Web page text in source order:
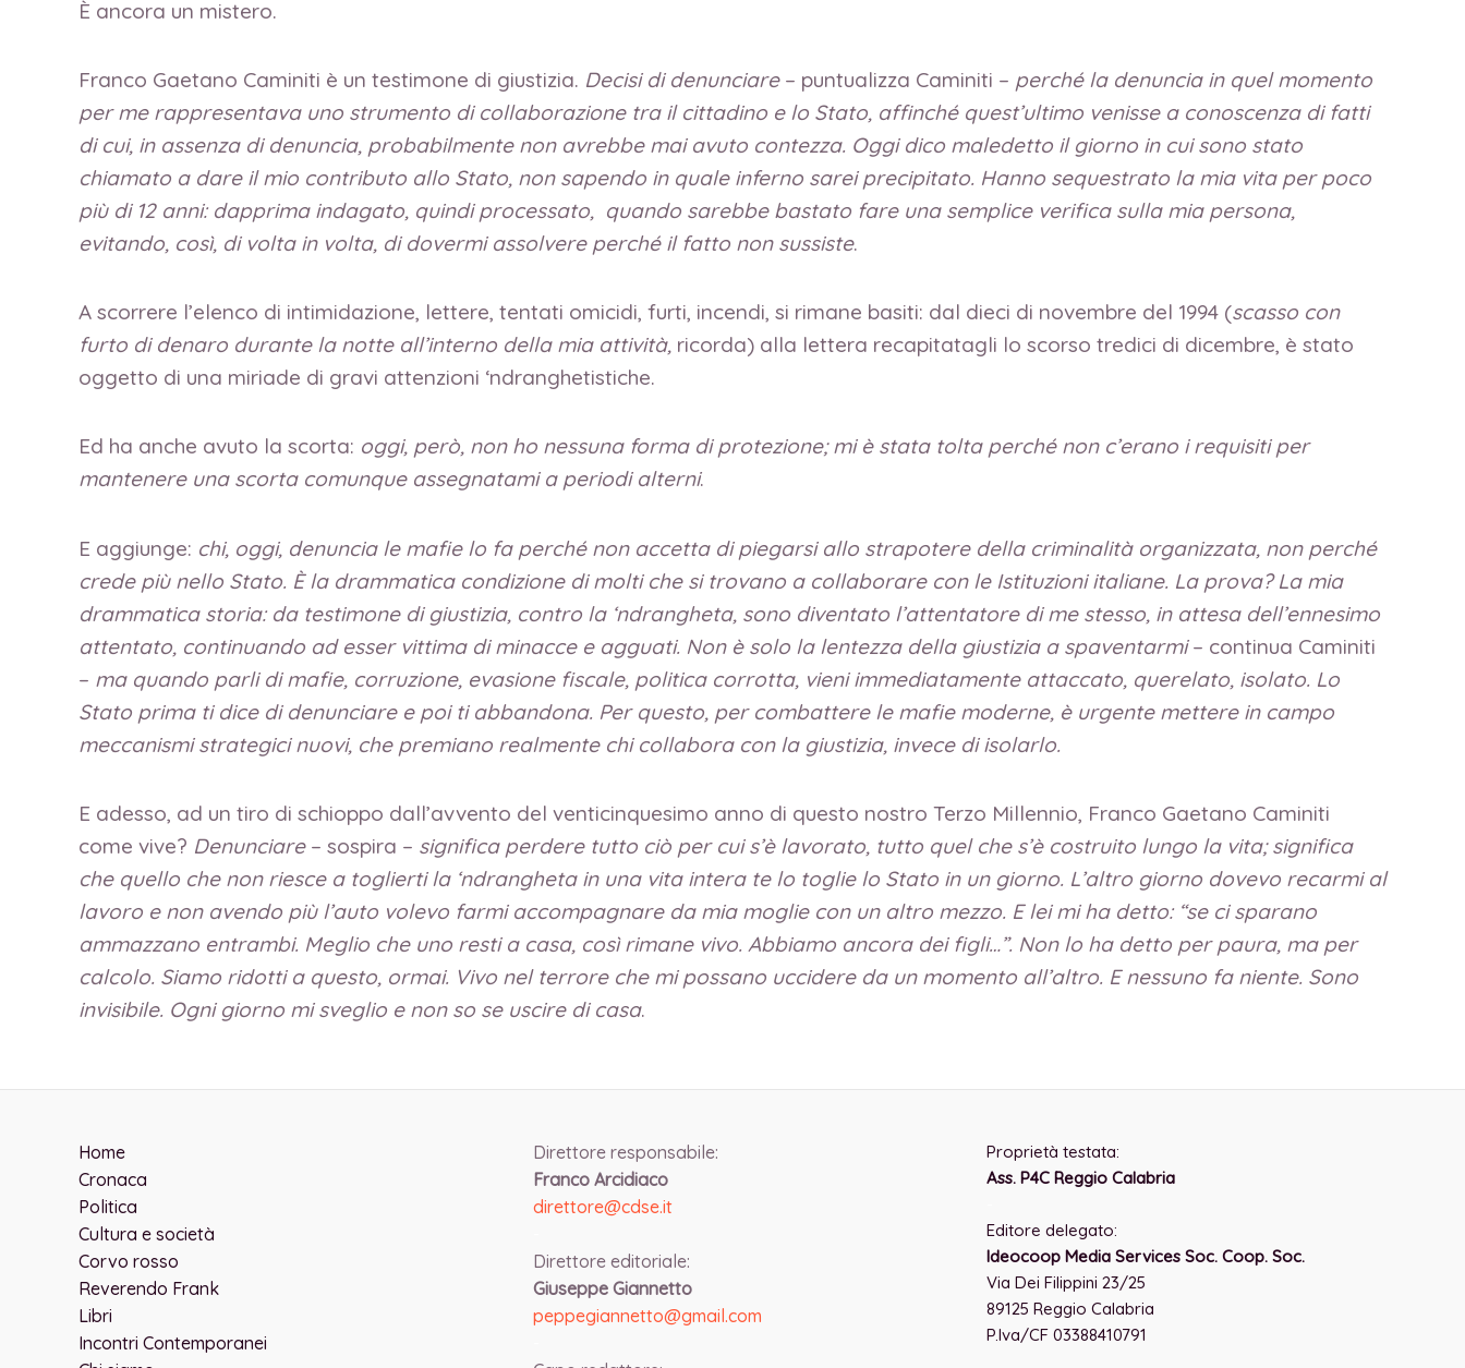
È ancora un mistero.
Franco Gaetano Caminiti è un testimone di giustizia. Decisi di denunciare– puntualizza Caminiti – perché la denuncia in quel momento
per me rappresentava uno strumento di collaborazione tra il cittadino e lo Stato, affinché quest’ultimo venisse a conoscenza di fatti
di cui, in assenza di denuncia, probabilmente non avrebbe mai avuto contezza. Oggi dico maledetto il giorno in cui sono stato
chiamato a dare il mio contributo allo Stato, non sapendo in quale inferno sarei precipitato. Hanno sequestrato la mia vita per poco
più di 12 anni: dapprima indagato, quindi processato, quando sarebbe bastato fare una semplice verifica sulla mia persona,
evitando, così, di volta in volta, di dovermi assolvere perché il fatto non sussiste.
A scorrere l’elenco di intimidazione, lettere, tentati omicidi, furti, incendi, si rimane basiti: dal dieci di novembre del 1994 (scasso con
furto di denaro durante la notte all’interno della mia attività, ricorda) alla lettera recapitatagli lo scorso tredici di dicembre, è stato
oggetto di una miriade di gravi attenzioni ‘ndranghetistiche.
Ed ha anche avuto la scorta: oggi, però, non ho nessuna forma di protezione; mi è stata tolta perché non c’erano i requisiti per
mantenere una scorta comunque assegnatami a periodi alterni.
E aggiunge: chi, oggi, denuncia le mafie lo fa perché non accetta di piegarsi allo strapotere della criminalità organizzata, non perché
crede più nello Stato. È la drammatica condizione di molti che si trovano a collaborare con le Istituzioni italiane. La prova? La mia
drammatica storia: da testimone di giustizia, contro la ‘ndrangheta, sono diventato l’attentatore di me stesso, in attesa dell’ennesimo
attentato, continuando ad esser vittima di minacce e agguati. Non è solo la lentezza della giustizia a spaventarmi– continua Caminiti
– ma quando parli di mafie, corruzione, evasione fiscale, politica corrotta, vieni immediatamente attaccato, querelato, isolato. Lo
Stato prima ti dice di denunciare e poi ti abbandona. Per questo, per combattere le mafie moderne, è urgente mettere in campo
meccanismi strategici nuovi, che premiano realmente chi collabora con la giustizia, invece di isolarlo.
E adesso, ad un tiro di schioppo dall’avvento del venticinquesimo anno di questo nostro Terzo Millennio, Franco Gaetano Caminiti
come vive? Denunciare– sospira – significa perdere tutto ciò per cui s’è lavorato, tutto quel che s’è costruito lungo la vita; significa
che quello che non riesce a toglierti la ‘ndrangheta in una vita intera te lo toglie lo Stato in un giorno. L’altro giorno dovevo recarmi al
lavoro e non avendo più l’auto volevo farmi accompagnare da mia moglie con un altro mezzo. E lei mi ha detto: “se ci sparano
ammazzano entrambi. Meglio che uno resti a casa, così rimane vivo. Abbiamo ancora dei figli…”. Non lo ha detto per paura, ma per
calcolo. Siamo ridotti a questo, ormai. Vivo nel terrore che mi possano uccidere da un momento all’altro. E nessuno fa niente. Sono
invisibile. Ogni giorno mi sveglio e non so se uscire di casa.
Home
Cronaca
Politica
Cultura e società
Corvo rosso
Reverendo Frank
Libri
Incontri Contemporanei
Direttore responsabile:
Franco Arcidiaco
direttore@cdse.it
Direttore editoriale:
Giuseppe Giannetto
peppegiannetto@gmail.com
Proprietà testata:
Ass. P4C Reggio Calabria
Editore delegato:
Ideocoop Media Services Soc. Coop. Soc.
Via Dei Filippini 23/25
89125 Reggio Calabria
P.Iva/CF 03388410791